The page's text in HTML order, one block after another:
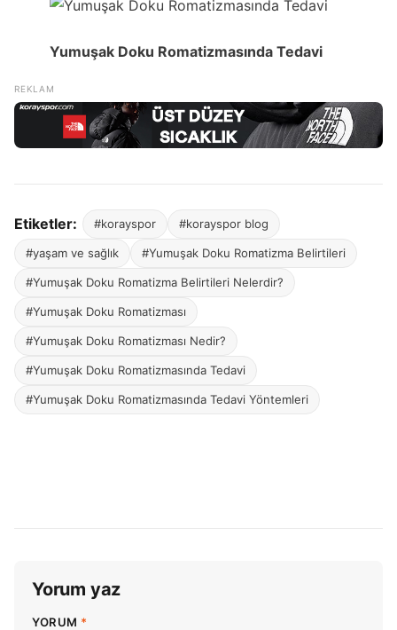
Yumuşak Doku Romatizmasında Tedavi
Etiketler: #korayspor #korayspor blog
#yaşam ve sağlık #Yumuşak Doku Romatizma Belirtileri
#Yumuşak Doku Romatizma Belirtileri Nelerdir?
#Yumuşak Doku Romatizması
#Yumuşak Doku Romatizması Nedir?
#Yumuşak Doku Romatizmasında Tedavi
#Yumuşak Doku Romatizmasında Tedavi Yöntemleri
Yorum yaz
YORUM *